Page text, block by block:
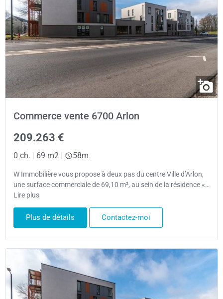
Commerce vente 6700 Arlon
209.263 €
0 ch. 69 m2 58m
W Immobilière vous propose à deux pas du centre Ville d’Arlon,
une surface commerciale de 69,10 m², au sein de la résidence «…
Lire plus
Plus de détails Contactez-moi